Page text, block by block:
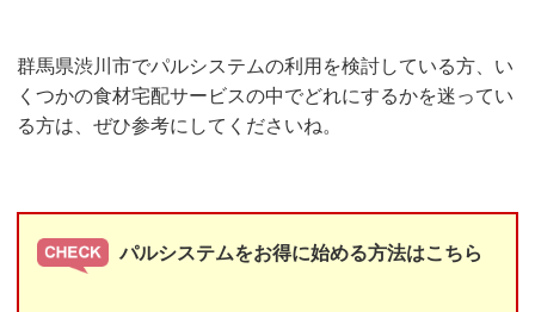
群馬県渋川市でパルシステムの利用を検討している方、い
くつかの食材宅配サービスの中でどれにするかを迷ってい
る方は、ぜひ参考にしてくださいね。
パルシステムをお得に始める方法はこちら